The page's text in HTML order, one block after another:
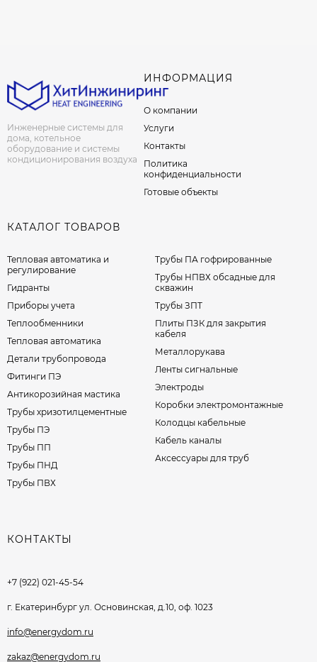
Инженерные системы для
дома, котельное
оборудование и системы
кондиционирования воздуха
ИНФОРМАЦИЯ
О компании
Услуги
Контакты
Политика
конфиденциальности
Готовые объекты
КАТАЛОГ ТОВАРОВ
Тепловая автоматика и
регулирование
Гидранты
Приборы учета
Теплообменники
Тепловая автоматика
Детали трубопровода
Фитинги ПЭ
Антикорозийная мастика
Трубы хризотилцементные
Трубы ПЭ
Трубы ПП
Трубы ПНД
Трубы ПВХ
Трубы ПА гофрированные
Трубы НПВХ обсадные для
скважин
Трубы ЗПТ
Плиты ПЗК для закрытия
кабеля
Металлорукава
Ленты сигнальные
Электроды
Коробки электромонтажные
Колодцы кабельные
Кабель каналы
Аксессуары для труб
КОНТАКТЫ
+7 (922) 021-45-54
г. Екатеринбург ул. Основинская, д.10, оф. 1023
info@energydom.ru
zakaz@energydom.ru